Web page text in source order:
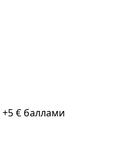
+5 € баллами